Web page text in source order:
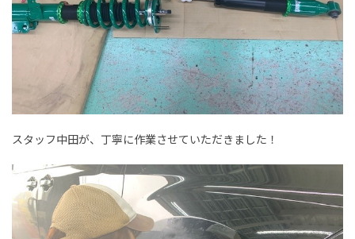
スタッフ中田が、丁寧に作業させていただきました！